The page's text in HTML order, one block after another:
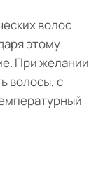
волос
этому
При желании
волосы, с